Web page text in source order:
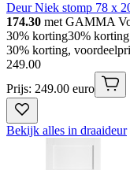
Deur Niek stomp 78 x
174.30 met GAMMA
30% korting30% korting
30% korting,
249.00
Prijs: 249.00 euro
Bekijk alles in draaideur